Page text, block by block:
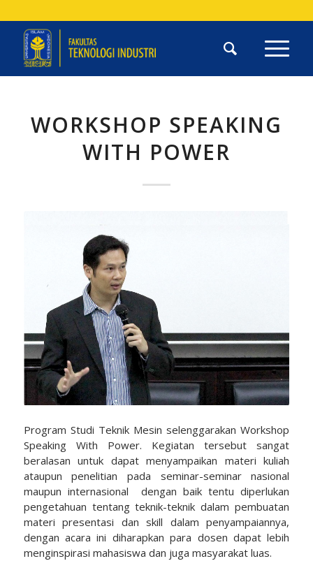
WORKSHOP SPEAKING
WITH POWER
Program Studi Teknik Mesin selenggarakan Workshop
Speaking With Power. Kegiatan tersebut sangat
beralasan untuk dapat menyampaikan materi kuliah
ataupun penelitian pada seminar-seminar nasional
maupun internasional dengan baik tentu diperlukan
pengetahuan tentang teknik-teknik dalam pembuatan
materi presentasi dan skill dalam penyampaiannya,
dengan acara ini diharapkan para dosen dapat lebih
menginspirasi mahasiswa dan juga masyarakat luas.